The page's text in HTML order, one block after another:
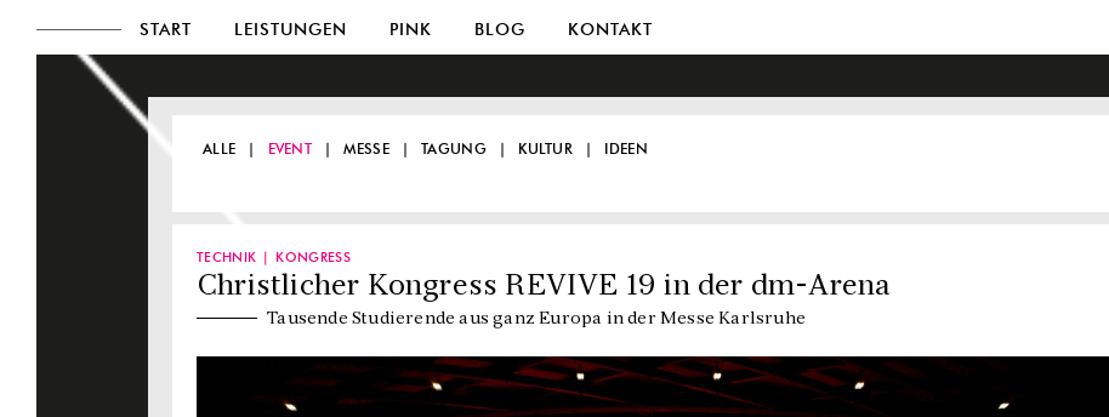
ALLE EVENT MESSE TAGUNG KULTUR IDEEN
TECHNIK KONGRESS
Christlicher Kongress REVIVE 19 in der dm-Arena
Tausende Studierende aus ganz Europa in der Messe Karlsruhe
START LEISTUNGEN PINK BLOG KONTAKT